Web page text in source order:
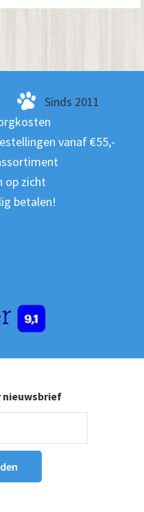
Sinds 2011
vanaf €55,-
op zicht
betalen!
nieuwsbrief